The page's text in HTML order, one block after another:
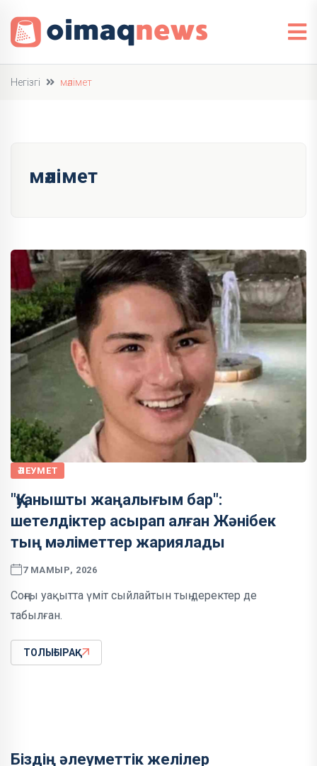
Негізгі мәлімет
мәлімет
ӘЛЕУМЕТ
"Қуанышты жаңалығым бар":
шетелдіктер асырап алған Жәнібек
тың мәліметтер жариялады
7 МАМЫР, 2026
Соңғы уақытта үміт сыйлайтын тың деректер де
табылған.
ТОЛЫҒЫРАҚ
Біздің әлеуметтік желілер